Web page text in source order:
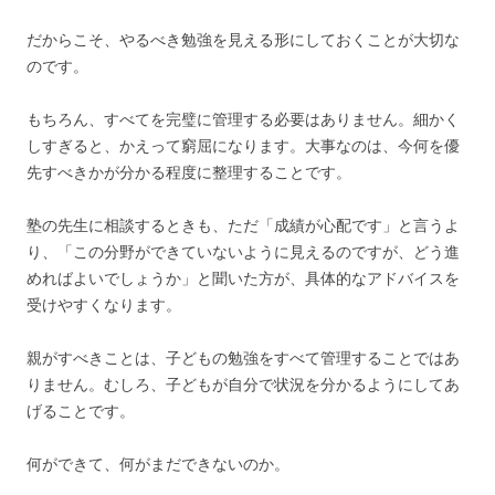
だからこそ、やるべき勉強を見える形にしておくことが大切な
のです。
もちろん、すべてを完璧に管理する必要はありません。細かく
しすぎると、かえって窮屈になります。大事なのは、今何を優
先すべきかが分かる程度に整理することです。
塾の先生に相談するときも、ただ「成績が心配です」と言うよ
り、「この分野ができていないように見えるのですが、どう進
めればよいでしょうか」と聞いた方が、具体的なアドバイスを
受けやすくなります。
親がすべきことは、子どもの勉強をすべて管理することではあ
りません。むしろ、子どもが自分で状況を分かるようにしてあ
げることです。
何ができて、何がまだできないのか。